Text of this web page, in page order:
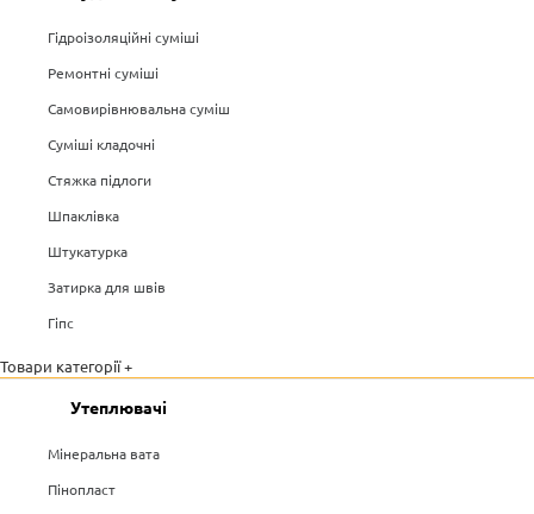
Гідроізоляційні суміші
Ремонтні суміші
Самовирівнювальна суміш
Суміші кладочні
Стяжка підлоги
Шпаклівка
Штукатурка
Затирка для швів
Гіпс
Товари категорії +
Утеплювачі
Мінеральна вата
Пінопласт